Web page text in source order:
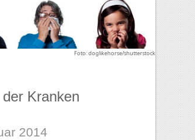
Foto: doglikehorse/shutterstock
Kranken
2014